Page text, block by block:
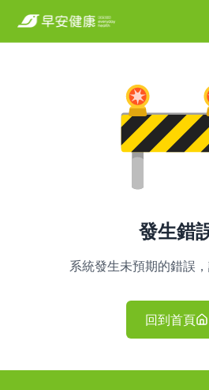
發生錯
系統發生未預期的錯誤，
回到首頁